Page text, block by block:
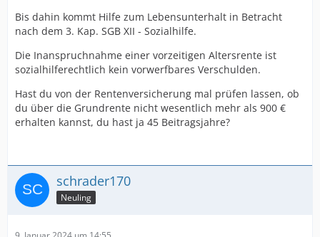
Bis dahin kommt Hilfe zum Lebensunterhalt in Betracht
nach dem 3. Kap. SGB XII - Sozialhilfe.
Die Inanspruchnahme einer vorzeitigen Altersrente ist
sozialhilferechtlich kein vorwerfbares Verschulden.
Hast du von der Rentenversicherung mal prüfen lassen, ob
du über die Grundrente nicht wesentlich mehr als 900 €
erhalten kannst, du hast ja 45 Beitragsjahre?
schrader170
Neuling